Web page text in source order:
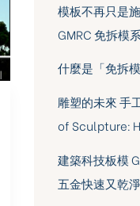
模板不再只是
GMRC 免拆模
什麼是「免拆
雕塑的未來 手
of Sculpture:
建築科技板模
五金快速又乾